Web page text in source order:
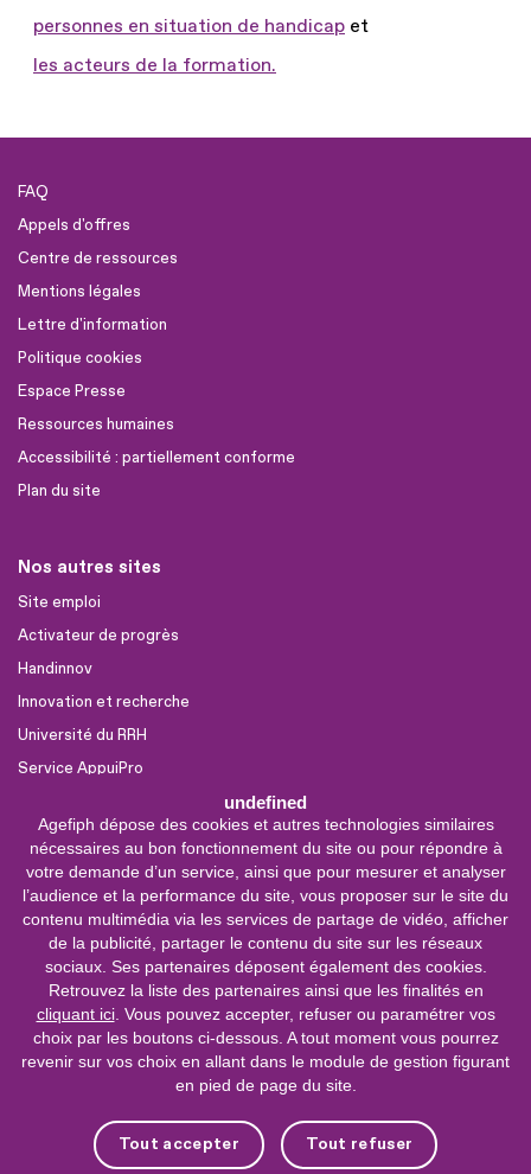
undefined
Agefiph dépose des cookies et autres technologies similaires
nécessaires au bon fonctionnement du site ou pour répondre à
votre demande d’un service, ainsi que pour mesurer et analyser
l’audience et la performance du site, vous proposer sur le site du
contenu multimédia via les services de partage de vidéo, afficher
de la publicité, partager le contenu du site sur les réseaux
sociaux. Ses partenaires déposent également des cookies.
Retrouvez la liste des partenaires ainsi que les finalités en
cliquant ici. Vous pouvez accepter, refuser ou paramétrer vos
choix par les boutons ci-dessous. A tout moment vous pourrez
revenir sur vos choix en allant dans le module de gestion figurant
en pied de page du site.
Tout accepter Tout refuser
personnes en situation de handicap et
les acteurs de la formation.
FAQ
Appels d'offres
Centre de ressources
Mentions légales
Lettre d'information
Politique cookies
Espace Presse
Ressources humaines
Accessibilité : partiellement conforme
Plan du site
Nos autres sites
Site emploi
Activateur de progrès
Handinnov
Innovation et recherche
Université du RRH
Service AppuiPro
Nous suivre
Youtube
Linkedin
Facebook
0 800 11 10 09
Service &
appel gratuits
Nous contacter
Plateforme de mise en contact LSF